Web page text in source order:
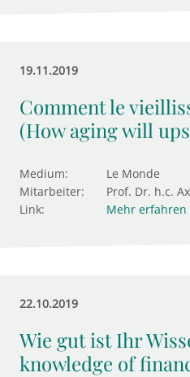
19.11.2019
Comment le
(How aging will
Medium:
Le Monde
Mitarbeiter:
Prof. Dr. h.c.
Link:
Mehr erfahren
22.10.2019
Wie gut ist Ihr
knowledge of